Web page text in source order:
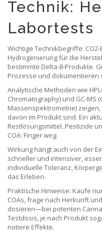
Technik:
Labortests
Wichtige Technikbegriffe:
Hydrogenierung für die
bestimmte Delta-8-Produkte.
Prozesse und dokumentieren
Analytische Methoden wie
Chromatography) und GC-MS
Massenspektrometrie)
davon im Produkt sind. Ein
Restlösungsmittel, Pestizide
COA: Finger weg.
Wirkung hängt auch von der
schneller und intensiver,
individuelle Toleranz,
das Erleben.
Praktische Hinweise: Kaufe
COAs, frage nach Herkunft
dosieren—bei potenten
Testdosis, je nach Produkt
notiere Effekte.